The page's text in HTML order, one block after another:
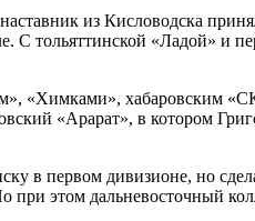
из Кисловодска
С тольяттинской «Ладой» и
«Химками», хабаровским
«Арарат», в котором
в первом дивизионе, но
этом дальневосточный